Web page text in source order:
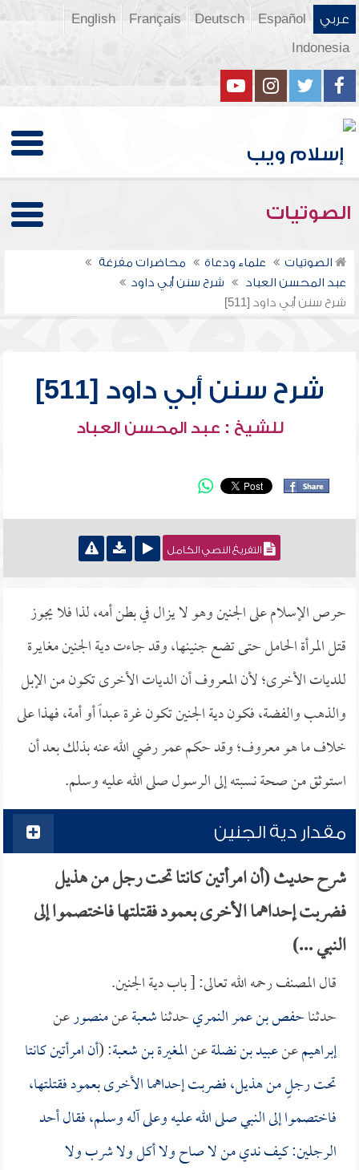
عربي Español
Deutsch
Français
English
Indonesia
الصوتيات
الصوتيات علماء ودعاة
محاضرات مفرغة
عبد المحسن العباد
شرح سنن أبي داود
شرح سنن أبي داود [511]
شرح سنن أبي داود [511]
للشيخ : عبد المحسن العباد
التفريغ النصي الكامل
حرص الإسلام على الجنين وهو لا يزال في بطن أمه، لذا فلا يجوز
قتل المرأة الحامل حتى تضع جنينها، وقد جاءت دية الجنين مغايرة
للديات الأخرى؛ لأن المعروف أن الديات الأخرى تكون من الإبل
والذهب والفضة، فكون دية الجنين تكون غرة عبداً أو أمة، فهذا على
خلاف ما هو معروف؛ وقد حكم عمر رضي الله عنه بذلك بعد أن
استوثق من صحة نسبته إلى الرسول صلى الله عليه وسلم.
مقدار دية الجنين
شرح حديث (أن امرأتين كانتا تحت رجل من هذيل
فضربت إحداهما الأخرى بعمود فقتلتها فاختصموا إلى
النبي ...)
قال المصنف رحمه الله تعالى: [ باب دية الجنين.
حدثناحفص بن عمر النمريحدثناشعبةعنمنصورعن
إبراهيمعنعبيد بن نضلةعنالمغيرة بن شعبة: (أن امرأتين كانتا
تحت رجلٍ من هذيل، فضربت إحداهما الأخرى بعمود فقتلتها،
فاختصموا إلى النبي صلى الله عليه وعلى آله وسلم، فقال أحد
الرجلين: كيف ندي من لا صاح ولا أكل ولا شرب ولا